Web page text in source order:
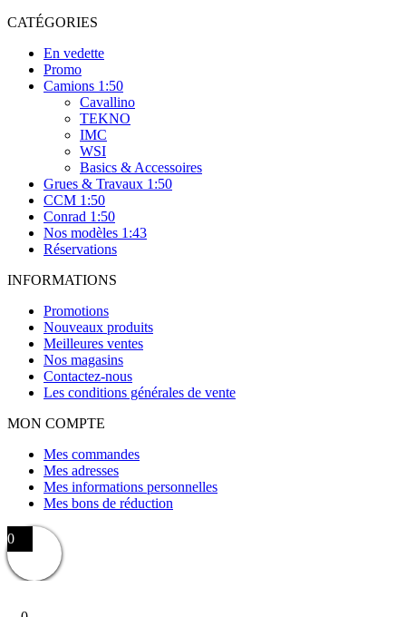
CATÉGORIES
En vedette
Promo
Camions 1:50
Cavallino
TEKNO
IMC
WSI
Basics & Accessoires
Grues & Travaux 1:50
CCM 1:50
Conrad 1:50
Nos modèles 1:43
Réservations
INFORMATIONS
Promotions
Nouveaux produits
Meilleures ventes
Nos magasins
Contactez-nous
Les conditions générales de vente
MON COMPTE
Mes commandes
Mes adresses
Mes informations personnelles
Mes bons de réduction
0